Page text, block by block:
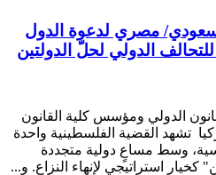
سعودي/ مصري لدعوة الدول
للتحالف الدولي لحلّ الدولتين
الدولي ومؤسس كلية القانون
تشهد القضية الفلسطينية واحدة
وسط مساعٍ دولية متجددة
كخيار استراتيجي لإنهاء النزاع. و...